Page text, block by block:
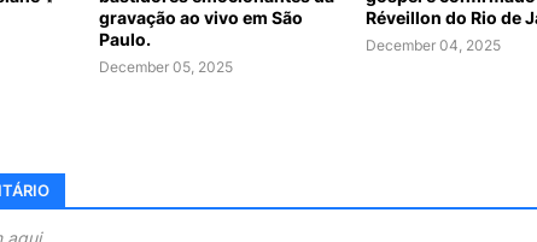
gravação ao vivo em São
Paulo.
December 05, 2025
Réveillon do Rio de
December 04, 2025
aqui